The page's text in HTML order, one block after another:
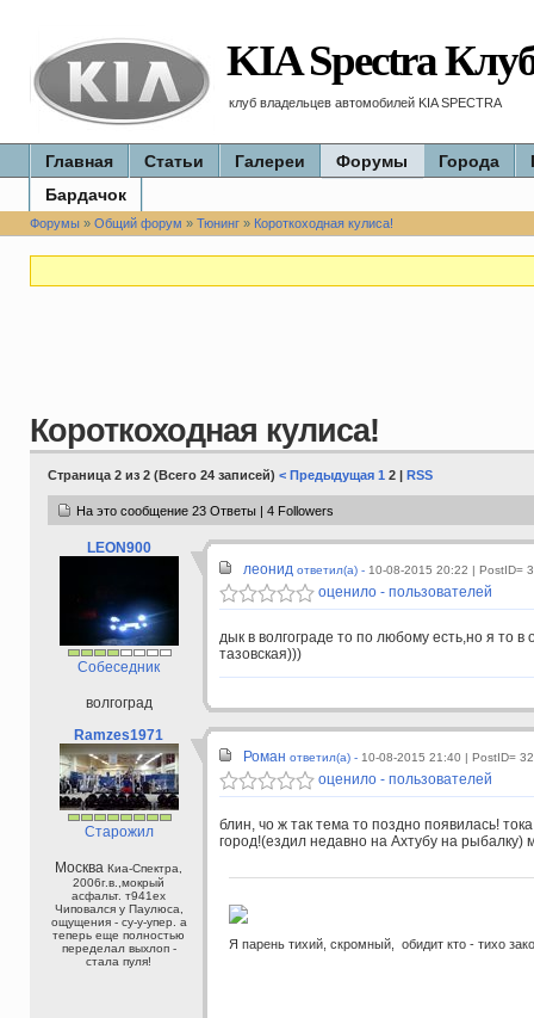
KIA Spectra
клуб владельцев автомобилей KIA SPECTRA
Главная Статьи Галереи Форумы Города
Бардачок
Форумы» Общий форум » Тюнинг» Короткоходная кулиса!
Короткоходная кулиса!
Страница 2 из 2 (Всего 24 записей) < Предыдущая 1 2 | RSS
На это сообщение 23 Ответы | 4 Followers
LEON900
Собеседник
волгоград
леонид ответил(а) - 10-08-2015 20:22 | PostID=
оценило - пользователей
дык в волгограде то по любому есть,но я то в
тазовская)))
Ramzes1971
Старожил
Москва Киа-Спектра,
2006г.в.,мокрый
асфальт. т941ех
Чиповался у Паулюса,
ощущения - су-у-упер. а
теперь еще полностью
переделал выхлоп -
стала пуля!
Роман ответил(а) - 10-08-2015 21:40 | PostID=
оценило - пользователей
блин, чо ж так тема то поздно появилась!
город!(ездил недавно на Ахтубу на рыбалку)
Я парень тихий, скромный, обидит кто - тихо